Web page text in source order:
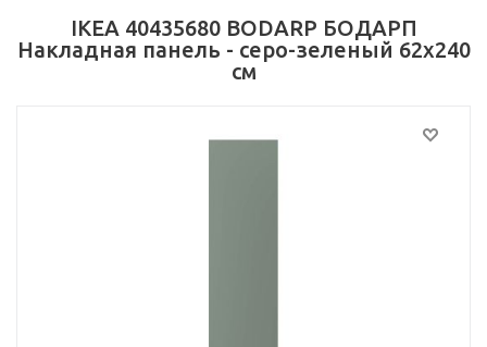
IKEA 40435680 BODARP БОДАРП
Накладная панель - серо-зеленый 62x240
см